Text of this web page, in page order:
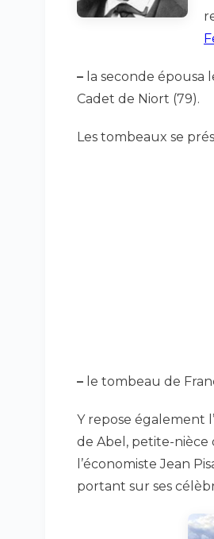
– la seconde
Cadet de Niort (79).
Les tombeaux se
– le tombeau de
Y repose également
de Abel, petite-nièce
l’économiste Jean
portant sur ses